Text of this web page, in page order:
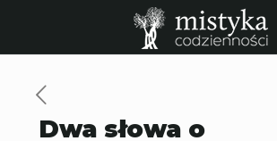
Dwa słowa o